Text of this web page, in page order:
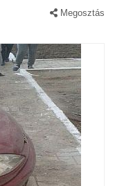
Megosztás